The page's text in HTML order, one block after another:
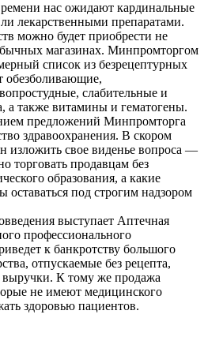
нас ожидают кардинальные
лекарственными препаратами.
можно будет приобрести не
магазинах. Минпромторгом
список из безрецептурных
обезболивающие,
слабительные и
а также витамины и гематогены.
предложений Минпромторга
здравоохранения. В скором
изложить свое виденье вопроса —
торговать продавцам без
образования, а какие
оставаться под строгим надзором
выступает Аптечная
профессионального
к банкротству большого
отпускаемые без рецепта,
выручки. К тому же продажа
не имеют медицинского
здоровью пациентов.